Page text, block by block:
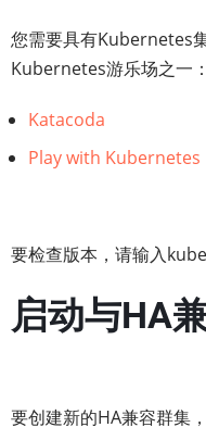
您需要具有Kubernetes
Kubernetes游乐场之一：
Katacoda
Play with Kubernetes
要检查版本，请输入
启动与HA
要创建新的HA兼容群集